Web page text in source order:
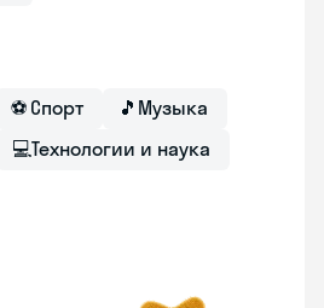
⚽ Спорт 🎵 Музыка
💻Технологии и наука